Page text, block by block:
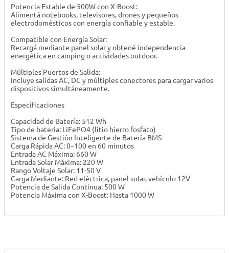
Potencia Estable de 500W con X-Boost:
Alimentá notebooks, televisores, drones y pequeños
electrodomésticos con energía confiable y estable.
Compatible con Energía Solar:
Recargá mediante panel solar y obtené independencia
energética en camping o actividades outdoor.
Múltiples Puertos de Salida:
Incluye salidas AC, DC y múltiples conectores para cargar varios
dispositivos simultáneamente.
Especificaciones
Capacidad de Batería: 512 Wh
Tipo de batería: LiFePO4 (litio hierro fosfato)
Sistema de Gestión Inteligente de Batería BMS
Carga Rápida AC: 0–100 en 60 minutos
Entrada AC Máxima: 660 W
Entrada Solar Máxima: 220 W
Rango Voltaje Solar: 11-50 V
Carga Mediante: Red eléctrica, panel solar, vehículo 12V
Potencia de Salida Continua: 500 W
Potencia Máxima con X-Boost: Hasta 1000 W